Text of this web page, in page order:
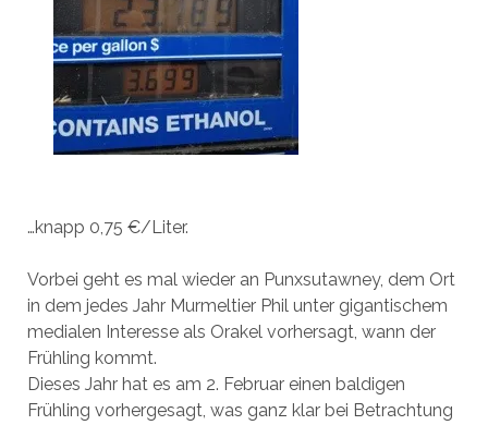
…knapp 0,75 €/Liter.
Vorbei geht es mal wieder an Punxsutawney, dem Ort
in dem jedes Jahr Murmeltier Phil unter gigantischem
medialen Interesse als Orakel vorhersagt, wann der
Frühling kommt.
Dieses Jahr hat es am 2. Februar einen baldigen
Frühling vorhergesagt, was ganz klar bei Betrachtung